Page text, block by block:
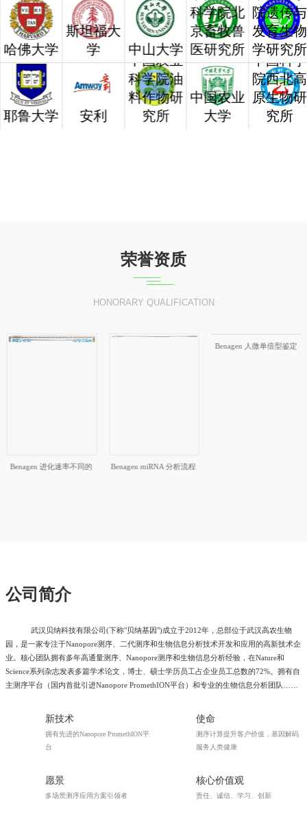
哈佛大学
耶鲁大学
斯坦福大
学
安利
中山大学
中国农业
科学院油
料作物研
究所
科学院北
京畜牧兽
医研究所
中国农业
大学
院遗传与
发育生物
学研究所
中国科学
院西北高
原生物研
究所
荣誉资质
HONORARY QUALIFICATION
Benagen 进化速率不同的 Benagen miRNA 分析流程
Benagen 人微单倍型鉴定
公司简介
武汉贝纳科技有限公司(下称"贝纳基因")成立于2012年，总部位于武汉高农生物
园，是一家专注于Nanopore测序、二代测序和生物信息分析技术开发和应用的高新技术企
业。核心团队拥有多年高通量测序、Nanopore测序和生物信息分析经验，在Nature和
Science系列杂志发表多篇学术论文，博士、硕士学历员工占企业员工总数的72%。拥有自
主测序平台（国内首批引进Nanopore PromethION平台）和专业的生物信息分析团队……
新技术
拥有先进的Nanopore PromethION平
台
使命
测序计算提升客户价值，基因解码
服务人类健康
愿景
多场景测序应用方案引领者
核心价值观
责任、诚信、学习、创新